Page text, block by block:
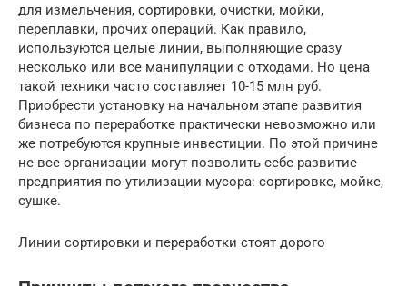
для измельчения, сортировки, очистки, мойки,
переплавки, прочих операций. Как правило,
используются целые линии, выполняющие сразу
несколько или все манипуляции с отходами. Но цена
такой техники часто составляет 10-15 млн руб.
Приобрести установку на начальном этапе развития
бизнеса по переработке практически невозможно или
же потребуются крупные инвестиции. По этой причине
не все организации могут позволить себе развитие
предприятия по утилизации мусора: сортировке, мойке,
сушке.
Линии сортировки и переработки стоят дорого